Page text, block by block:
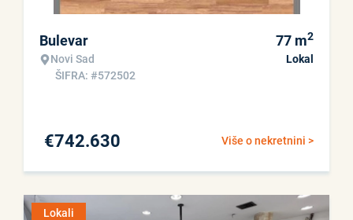
Bulevar
Novi Sad
ŠIFRA: #572502
77 m2
Lokal
Više o nekretnini >
€742.630
Lokali